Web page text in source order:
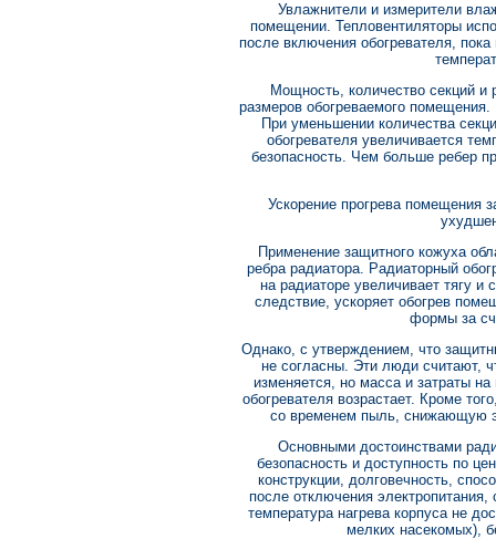
Увлажнители и измерители
помещении. Тепловентиляторы
после включения обогревателя,
Мощность, количество секций и
размеров обогреваемого
При уменьшении количества
обогревателя увеличивается
безопасность. Чем больше ребер
Ускорение прогрева помещения
Применение защитного кожуха
ребра радиатора. Радиаторный
на радиаторе увеличивает тягу и
следствие, ускоряет обогрев
формы за
Однако, с утверждением, что
не согласны. Эти люди считают,
изменяется, но масса и затраты
обогревателя возрастает. Кроме
со временем пыль, снижающую
Основными достоинствами
безопасность и доступность по
конструкции, долговечность,
после отключения электропитания,
температура нагрева корпуса не
мелких насекомых),